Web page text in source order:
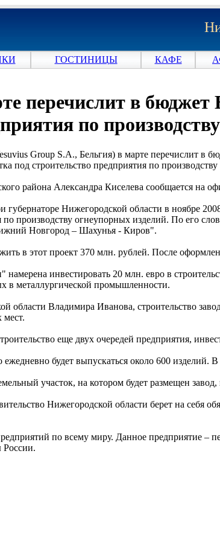
ГОСТИНИЦЫ КАФЕ
перечислит в бюджет
по
Group S.A., Бельгия) в марте перечислит в
под строительство предприятия по
района Александра Киселева сообщается на
Нижегородской области в ноябре
по производству огнеупорных изделий. По его
Новгород – Шахунья - Киров".
в этот проект 370 млн. рублей. После
инвестировать 20 млн. евро в
в металлургической промышленности.
области Владимира Иванова, строительство
мест.
еще двух очередей предприятия,
будет выпускаться около 600 изделий.
участок, на котором будет размещен
Нижегородской области берет на
по всему миру. Данное предприятие –
России.